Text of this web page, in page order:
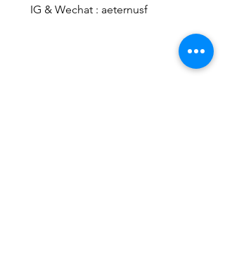
IG & Wechat : aeternusf